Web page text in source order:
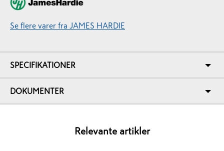
Se flere varer fra JAMES HARDIE
SPECIFIKATIONER
DOKUMENTER
Relevante artikler